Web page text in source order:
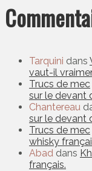
Tarquini dans
vaut-il
Trucs de mec
sur le devant
Chantereau
sur le devant
Trucs de mec
whisky
Abad dans
français.